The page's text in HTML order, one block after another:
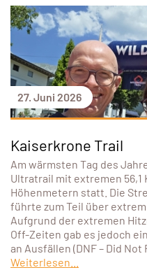
27. Juni 2026
Kaiserkrone Trail
Am wärmsten Tag des
Ultratrail mit extremen 56,1
Höhenmetern statt. Die
führte zum Teil über
Aufgrund der extremen
Off-Zeiten gab es jedoch
an Ausfällen (DNF – Did Not
Weiterlesen...